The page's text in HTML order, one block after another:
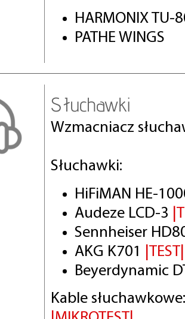
HARMONIX TU-
PATHE WINGS
Słuchawki
Wzmacniacz
Słuchawki:
HiFiMAN HE-
Audeze LCD-3
Sennheiser
AKG K701
|TEST|
Beyerdynamic
Kable